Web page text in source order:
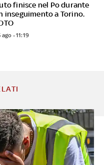
finisce nel Po durante
inseguimento a Torino.
ago - 11:19